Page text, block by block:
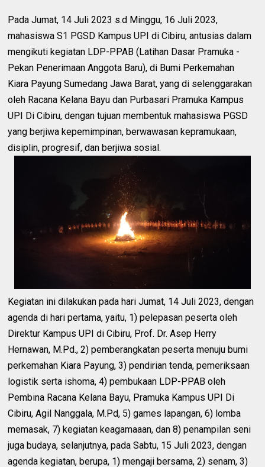
Pada Jumat, 14 Juli 2023 s.d Minggu, 16 Juli 2023,
mahasiswa S1 PGSD Kampus UPI di Cibiru, antusias dalam
mengikuti kegiatan LDP-PPAB (Latihan Dasar Pramuka -
Pekan Penerimaan Anggota Baru), di Bumi Perkemahan
Kiara Payung Sumedang Jawa Barat, yang di selenggarakan
oleh Racana Kelana Bayu dan Purbasari Pramuka Kampus
UPI Di Cibiru, dengan tujuan membentuk mahasiswa PGSD
yang berjiwa kepemimpinan, berwawasan kepramukaan,
disiplin, progresif, dan berjiwa sosial.
Kegiatan ini dilakukan pada hari Jumat, 14 Juli 2023, dengan
agenda di hari pertama, yaitu, 1) pelepasan peserta oleh
Direktur Kampus UPI di Cibiru, Prof. Dr. Asep Herry
Hernawan, M.Pd., 2) pemberangkatan peserta menuju bumi
perkemahan Kiara Payung, 3) pendirian tenda, pemeriksaan
logistik serta ishoma, 4) pembukaan LDP-PPAB oleh
Pembina Racana Kelana Bayu, Pramuka Kampus UPI Di
Cibiru, Agil Nanggala, M.Pd, 5) games lapangan, 6) lomba
memasak, 7) kegiatan keagamaaan, dan 8) penampilan seni
juga budaya, selanjutnya, pada Sabtu, 15 Juli 2023, dengan
agenda kegiatan, berupa, 1) mengaji bersama, 2) senam, 3)